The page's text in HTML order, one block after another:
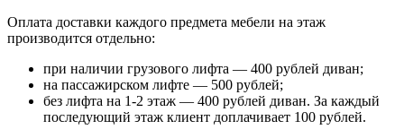
Оплата доставки каждого предмета мебели на этаж
производится отдельно:
при наличии грузового лифта — 400 рублей диван;
на пассажирском лифте — 500 рублей;
без лифта на 1-2 этаж — 400 рублей диван. За каждый
последующий этаж клиент доплачивает 100 рублей.